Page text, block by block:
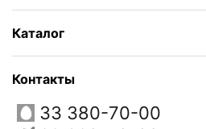
Каталог
Контакты
33 380-70-00